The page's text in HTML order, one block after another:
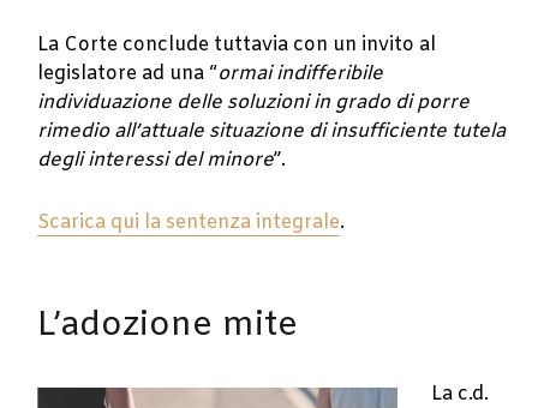
La Corte conclude tuttavia con un invito al
legislatore ad una “ormai indifferibile
individuazione delle soluzioni in grado di porre
rimedio all’attuale situazione di insufficiente tutela
degli interessi del minore”.
Scarica qui la sentenza integrale.
L’adozione mite
La c.d.